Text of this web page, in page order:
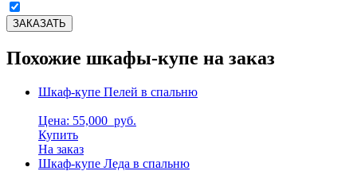
Похожие шкафы-купе на заказ
Шкаф-купе Пелей в спальню
Цена: 55,000 руб.
Купить
На заказ
Шкаф-купе Леда в спальню